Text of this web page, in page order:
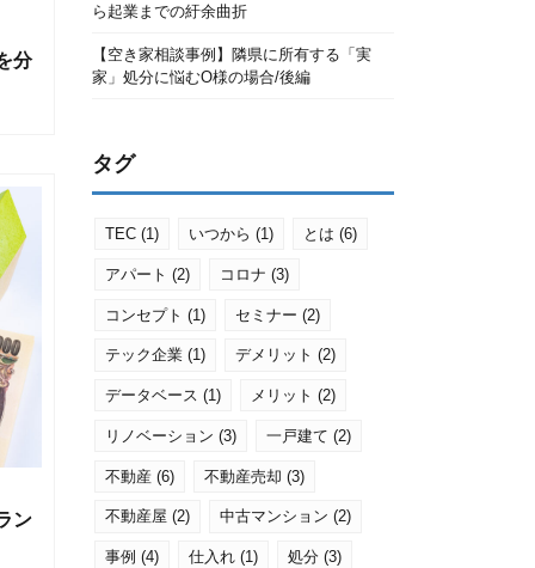
分
ン
ら起業までの紆余曲折
【空き家相談事例】隣県に所有する「実
家」処分に悩むO様の場合/後編
タグ
TEC(1) いつから (1) とは (6)
アパート (2) コロナ (3)
コンセプト (1) セミナー (2)
テック企業(1) デメリット (2)
データベース (1) メリット (2)
リノベーション (3) 一戸建て (2)
不動産(6) 不動産売却 (3)
不動産屋 (2) 中古マンション (2)
事例 (4) 仕入れ(1) 処分(3)